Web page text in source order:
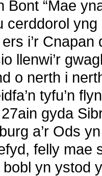
Bont “Mae
cerddorol
i’r
llenwi’r
o nerth i
tyfu’n
gyda
a’r Ods
felly mae
yn ystod